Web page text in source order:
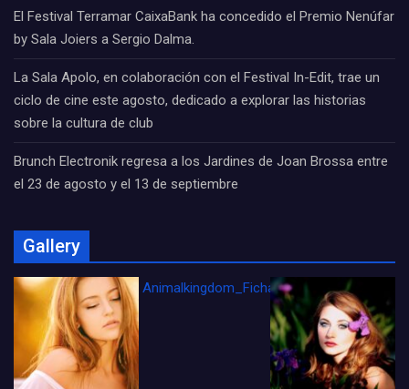
El Festival Terramar CaixaBank ha concedido el Premio Nenúfar
by Sala Joiers a Sergio Dalma.
La Sala Apolo, en colaboración con el Festival In-Edit, trae un
ciclo de cine este agosto, dedicado a explorar las historias
sobre la cultura de club
Brunch Electronik regresa a los Jardines de Joan Brossa entre
el 23 de agosto y el 13 de septiembre
Gallery
Animalkingdom_FichaCine